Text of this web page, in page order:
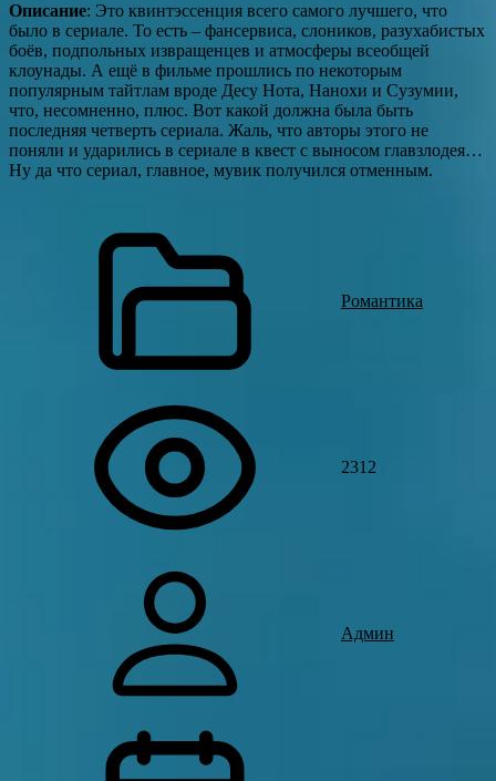
Описание: Это квинтэссенция всего самого лучшего, что
было в сериале. То есть – фансервиса, слоников, разухабистых
боёв, подпольных извращенцев и атмосферы всеобщей
клоунады. А ещё в фильме прошлись по некоторым
популярным тайтлам вроде Десу Нота, Нанохи и Сузумии,
что, несомненно, плюс. Вот какой должна была быть
последняя четверть сериала. Жаль, что авторы этого не
поняли и ударились в сериале в квест с выносом главзлодея…
Ну да что сериал, главное, мувик получился отменным.
Романтика
2312
Админ